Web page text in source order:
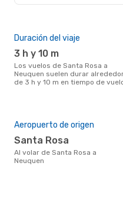
Duración del viaje
3 h y 10 m
Los vuelos de Santa Rosa a
Neuquen suelen durar
de 3 h y 10 m en tiempo de
Aeropuerto de origen
Santa Rosa
Al volar de Santa Rosa a
Neuquen